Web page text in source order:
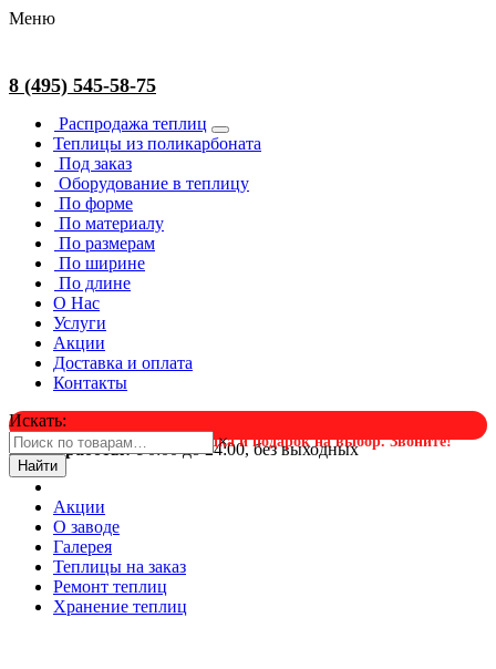
Меню
8 (495) 545-58-75
Распродажа теплиц
Теплицы из поликарбоната
Под заказ
Оборудование в теплицу
По форме
По материалу
По размерам
По ширине
По длине
О Нас
Услуги
Акции
Доставка и оплата
Контакты
Искать:
×
Найти
Успейте в августе! Скидка и подарок на выбор. Звоните!
Время работы:с 0:00 до 24:00, без выходных
Акции
О заводе
Галерея
Теплицы на заказ
Ремонт теплиц
Хранение теплиц